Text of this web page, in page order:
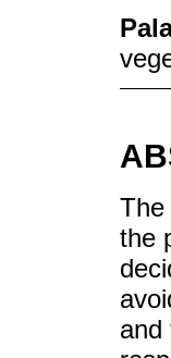
The
the
and